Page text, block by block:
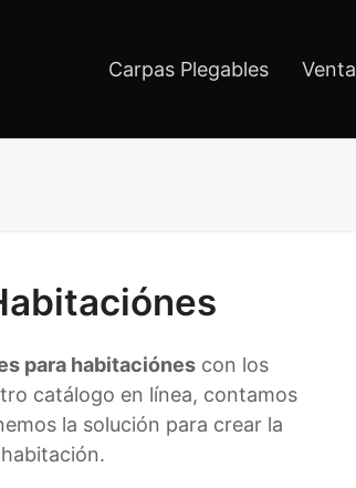
Carpas Plegables Venta
para habitaciónes con los
catálogo en línea, contamos
la solución para crear la